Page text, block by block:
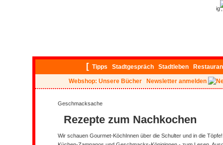
[ Tipps Stadtgespräch Stadtleben
Webshop: Unsere Bücher Newsletter anmelden
Geschmacksache
Rezepte zum Nachkochen
Wir schauen Gourmet-KöchInnen über die Schulter und in die Töpfe!